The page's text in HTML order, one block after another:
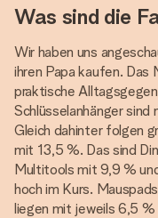
Was sind die
Wir haben uns
ihren Papa kaufen.
praktische
Schlüsselanhänger
Gleich dahinter folgen
mit 13,5 %. Das sind
Multitools mit 9,9 %
hoch im Kurs.
liegen mit jeweils 6,5 %